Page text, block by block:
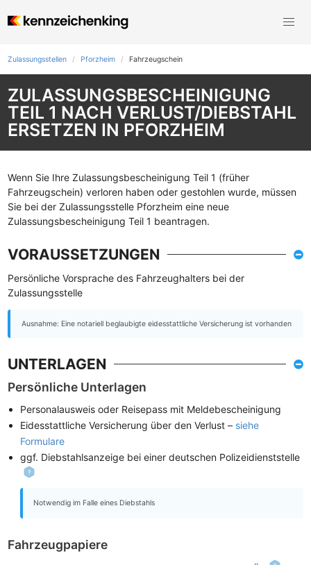
Zulassungsstellen Pforzheim Fahrzeugschein
ZULASSUNGSBESCHEINIGUNG
TEIL 1 NACH VERLUST/DIEBSTAHL
ERSETZEN IN PFORZHEIM
Wenn Sie Ihre Zulassungsbescheinigung Teil 1 (früher
Fahrzeugschein) verloren haben oder gestohlen wurde, müssen
Sie bei der Zulassungsstelle Pforzheim eine neue
Zulassungsbescheinigung Teil 1 beantragen.
VORAUSSETZUNGEN
Persönliche Vorsprache des Fahrzeughalters bei der
Zulassungsstelle
Ausnahme: Eine notariell beglaubigte eidesstattliche Versicherung ist vorhanden
UNTERLAGEN
Persönliche Unterlagen
Personalausweis oder Reisepass mit Meldebescheinigung
Eidesstattliche Versicherung über den Verlust – siehe
Formulare
ggf. Diebstahlsanzeige bei einer deutschen Polizeidienststelle
Notwendig im Falle eines Diebstahls
Fahrzeugpapiere